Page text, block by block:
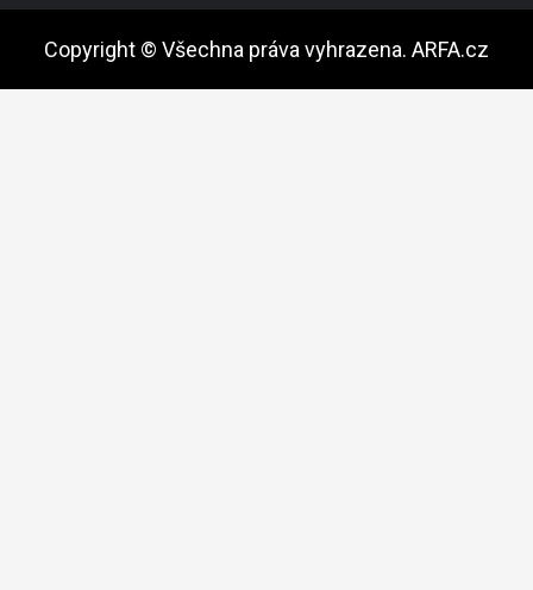
Copyright © Všechna práva vyhrazena. ARFA.cz